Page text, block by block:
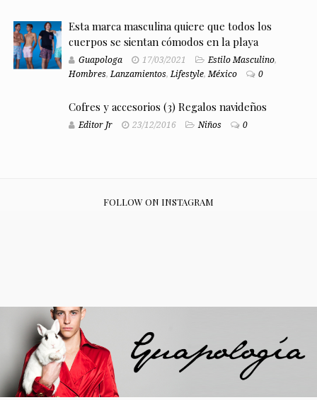
Esta marca masculina quiere que todos los
cuerpos se sientan cómodos en la playa
Guapologa 17/03/2021 Estilo Masculino,
Hombres,Lanzamientos,Lifestyle,México 0
Cofres y accesorios (3) Regalos navideños
Editor Jr 23/12/2016 Niños 0
FOLLOW ON INSTAGRAM